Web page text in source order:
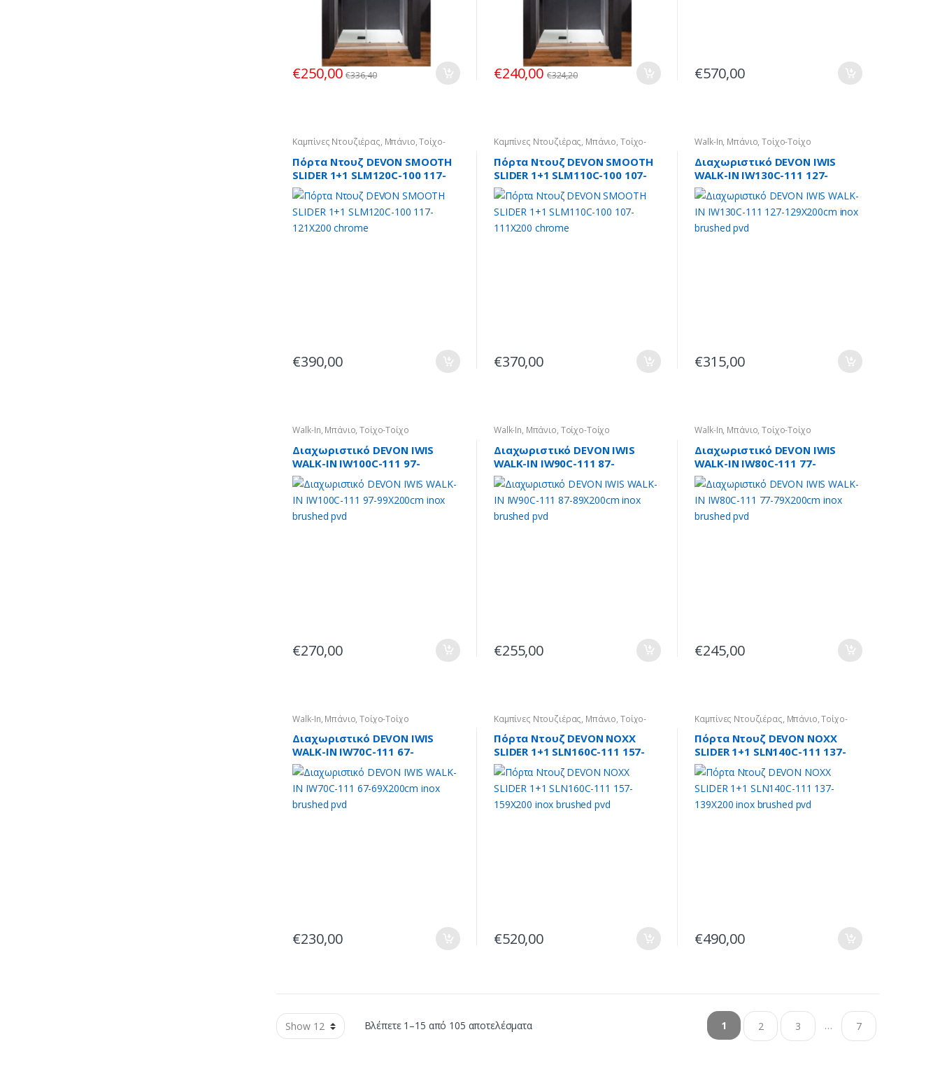
€250,00 €336,40 €240,00 €324,20 €570,00
Καμπίνες Ντουζιέρας, Μπάνιο,Τοίχο-
Τοίχο
Πόρτα Ντουζ DEVON SMOOTH
SLIDER 1+1 SLM120C-100 117-
121X200 chrome
€390,00
Καμπίνες Ντουζιέρας, Μπάνιο, Τοίχο-
Τοίχο
Πόρτα Ντουζ DEVON SMOOTH
SLIDER 1+1 SLM110C-100 107-
111X200 chrome
€370,00
Walk-In, Μπάνιο,Τοίχο-Τοίχο
Διαχωριστικό DEVON IWIS
WALK-IN IW130C-111 127-
129X200cm inox brushed pvd
€315,00
Walk-In, Μπάνιο,Τοίχο-Τοίχο
Διαχωριστικό DEVON IWIS
WALK-IN IW100C-111 97-
99X200cm inox brushed pvd
€270,00
Walk-In, Μπάνιο, Τοίχο-Τοίχο
Διαχωριστικό DEVON IWIS
WALK-IN IW90C-111 87-
89X200cm inox brushed pvd
€255,00
Walk-In, Μπάνιο,Τοίχο-Τοίχο
Διαχωριστικό DEVON IWIS
WALK-IN IW80C-111 77-
79X200cm inox brushed pvd
€245,00
Walk-In, Μπάνιο,Τοίχο-Τοίχο
Διαχωριστικό DEVON IWIS
WALK-IN IW70C-111 67-
69X200cm inox brushed pvd
€230,00
Καμπίνες Ντουζιέρας, Μπάνιο, Τοίχο-
Τοίχο
Πόρτα Ντουζ DEVON NOXX
SLIDER 1+1 SLN160C-111 157-
159X200 inox brushed pvd
€520,00
Καμπίνες Ντουζιέρας, Μπάνιο,Τοίχο-
Τοίχο
Πόρτα Ντουζ DEVON NOXX
SLIDER 1+1 SLN140C-111 137-
139X200 inox brushed pvd
€490,00
Βλέπετε 1–15 από 105 αποτελέσματαSorted 1 2 3 … 7